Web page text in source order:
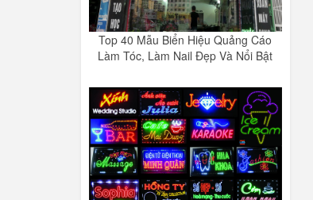
Top 40 Mẫu Biển Hiệu Quảng Cáo
Làm Tóc, Làm Nail Đẹp Và Nổi Bật